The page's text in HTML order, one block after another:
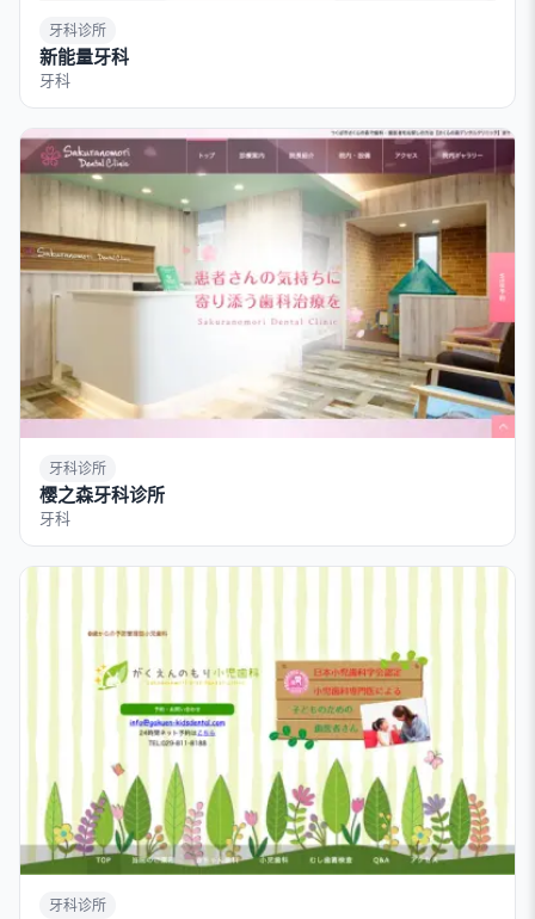
牙科诊所
新能量牙科
牙科
牙科诊所
樱之森牙科诊所
牙科
牙科诊所